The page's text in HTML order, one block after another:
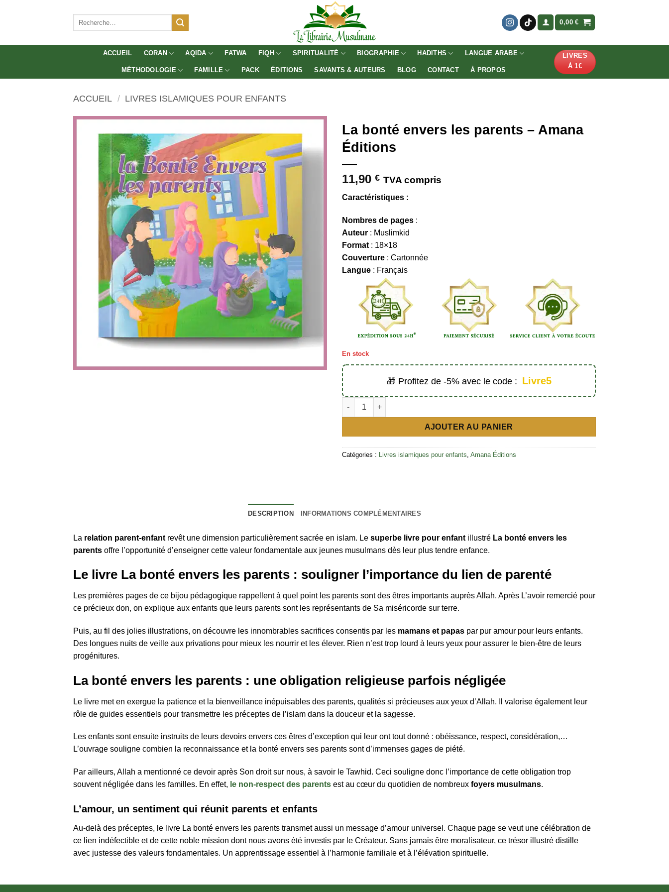
0,00€
ACCUEIL CORAN AQIDA FATWA FIQH SPIRITUALITÉ BIOGRAPHIE HADITHS LANGUE ARABE
MÉTHODOLOGIE FAMILLE PACK ÉDITIONS SAVANTS & AUTEURS BLOG CONTACT À PROPOS
LIVRES
À 1€
ACCUEIL / LIVRES ISLAMIQUES POUR ENFANTS
La bonté envers les parents – Amana
Éditions
11,90 € TVA compris
Caractéristiques :
Nombres de pages :
Auteur : Muslimkid
Format : 18×18
Couverture : Cartonnée
Langue : Français
En stock
🎁 Profitez de -5% avec le code : Livre5
quantité de La bonté envers les parents – Amana Éditions
AJOUTER AU PANIER
Catégories : Livres islamiques pour enfants Amana Éditions
DESCRIPTION INFORMATIONS COMPLÉMENTAIRES
La relation parent-enfant revêt une dimension particulièrement sacrée en islam. Le superbe livre pour enfant illustré La bonté envers les
parents offre l’opportunité d’enseigner cette valeur fondamentale aux jeunes musulmans dès leur plus tendre enfance.
Le livre La bonté envers les parents : souligner l’importance du lien de parenté
Les premières pages de ce bijou pédagogique rappellent à quel point les parents sont des êtres importants auprès Allah. Après L’avoir remercié pour
ce précieux don, on explique aux enfants que leurs parents sont les représentants de Sa miséricorde sur terre.
Puis, au fil des jolies illustrations, on découvre les innombrables sacrifices consentis par les mamans et papas par pur amour pour leurs enfants.
Des longues nuits de veille aux privations pour mieux les nourrir et les élever. Rien n’est trop lourd à leurs yeux pour assurer le bien-être de leurs
progénitures.
La bonté envers les parents : une obligation religieuse parfois négligée
Le livre met en exergue la patience et la bienveillance inépuisables des parents, qualités si précieuses aux yeux d’Allah. Il valorise également leur
rôle de guides essentiels pour transmettre les préceptes de l’islam dans la douceur et la sagesse.
Les enfants sont ensuite instruits de leurs devoirs envers ces êtres d’exception qui leur ont tout donné : obéissance, respect, considération,…
L’ouvrage souligne combien la reconnaissance et la bonté envers ses parents sont d’immenses gages de piété.
Par ailleurs, Allah a mentionné ce devoir après Son droit sur nous, à savoir le Tawhid. Ceci souligne donc l’importance de cette obligation trop
souvent négligée dans les familles. En effet, le non-respect des parents est au cœur du quotidien de nombreux foyers musulmans.
L’amour, un sentiment qui réunit parents et enfants
Au-delà des préceptes, le livre La bonté envers les parents transmet aussi un message d’amour universel. Chaque page se veut une célébration de
ce lien indéfectible et de cette noble mission dont nous avons été investis par le Créateur. Sans jamais être moralisateur, ce trésor illustré distille
avec justesse des valeurs fondamentales. Un apprentissage essentiel à l’harmonie familiale et à l’élévation spirituelle.